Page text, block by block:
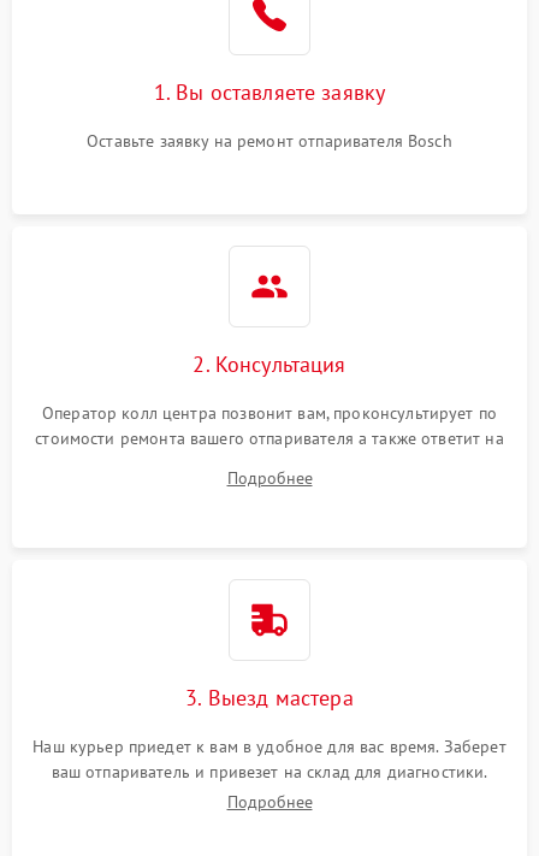
1. Вы оставляете заявку
Оставьте заявку на ремонт отпаривателя Bosch
2. Консультация
Оператор колл центра позвонит вам, проконсультирует по
стоимости ремонта вашего отпаривателя а также ответит на
Подробнее
3. Выезд мастера
Наш курьер приедет к вам в удобное для вас время. Заберет
ваш отпариватель и привезет на склад для диагностики.
Подробнее